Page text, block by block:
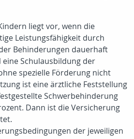
liegt vor, wenn die
Leistungsfähigkeit durch
Behinderungen dauerhaft
Schulausbildung der
spezielle Förderung nicht
ist eine ärztliche Feststellung
Schwerbehinderung
Dann ist die Versicherung
der jeweiligen